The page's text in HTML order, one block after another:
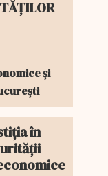
și
în